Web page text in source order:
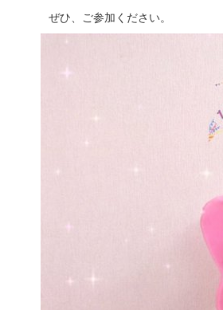
ぜひ、ご参加ください。